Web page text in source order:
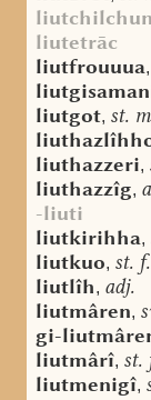
liutchilchun
liutetrāc
liutfrouuua,
liutgot, st.
liuthazzeri,
liuthazzîg,
-liuti
liutkirihha,
liutkuo, st. f.
liutlîh, adj.
liutmâren,
gi-
liutmârî, st.
liutmenigî,